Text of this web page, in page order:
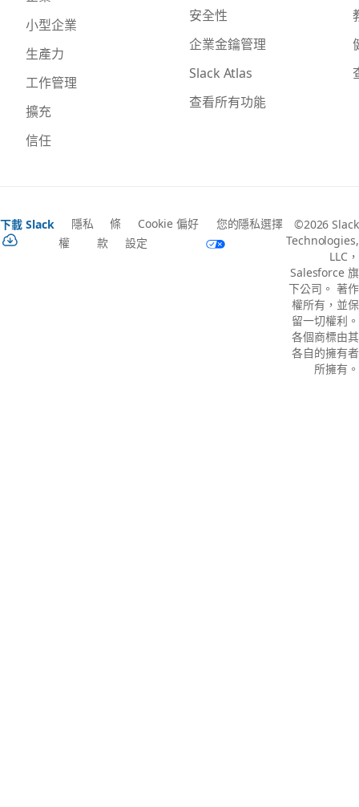
小型企業
生產力
工作管理
擴充
信任
安全性
企業金鑰管理
Slack Atlas
查看所有功能
下載 Slack
隱私
權
條
款
Cookie 偏好
設定
您的隱私選擇
©2026 Slack
Technologies,
LLC，
Salesforce 旗
下公司。 著作
權所有，並保
留一切權利。
各個商標由其
各自的擁有者
所擁有。